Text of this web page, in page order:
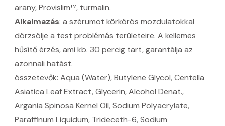
arany, Provislim™, turmalin.
Alkalmazás: a szérumot körkörös mozdulatokkal
dörzsölje a test problémás területeire. A kellemes
hűsítő érzés, ami kb. 30 percig tart, garantálja az
azonnali hatást.
összetevők: Aqua (Water), Butylene Glycol, Centella
Asiatica Leaf Extract, Glycerin, Alcohol Denat.,
Argania Spinosa Kernel Oil, Sodium Polyacrylate,
Paraffinum Liquidum, Trideceth-6, Sodium